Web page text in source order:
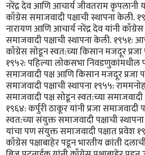
नरेंद्र देव आणि आचार्य जीवतराम कृपलानी
काँग्रेस समाजवादी पक्षाची स्थापना केली.
नारायण आणि आचार्य नरेंद्र देव यांनी
समाजवादी पक्षाची स्थापना केली. १९५१:
काँग्रेस सोडून स्वत:च्या किसान मजदूर प्रजा
१९५२: पहिल्या लोकसभा निवडणुकांमधील
समाजवादी पक्ष आणि किसान मजदूर प्रजा
समाजवादी पक्षाची स्थापना १९५५:
समाजवादी पक्ष सोडून स्वत:च्या समाजवादी
१९६४: कर्पुरी ठाकूर यांनी प्रजा समाजवादी
स्वत:च्या संयुक्त समाजवादी पक्षाची
यांचा पण संयुक्त समाजवादी पक्षात प्रवेश
काँग्रेस पक्षाबाहेर पडून भारतीय क्रांती